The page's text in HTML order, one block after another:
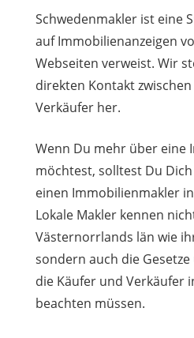
Schwedenmakler ist eine
auf Immobilienanzeigen
Webseiten verweist. Wir
direkten Kontakt
Verkäufer her.
Wenn Du mehr über eine
möchtest, solltest Du
einen Immobilienmakler
Lokale Makler kennen
Västernorrlands län wie
sondern auch die
die Käufer und Verkäufer
beachten müssen.